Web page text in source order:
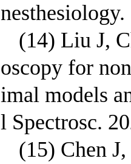
(14) Liu J,
oscopy for
imal models
l Spectrosc.
(15) Chen